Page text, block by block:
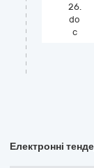
26.
do
c
Електронні